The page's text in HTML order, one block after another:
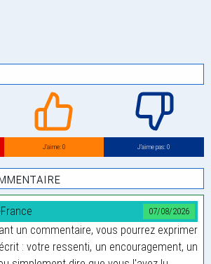
J’aime: 0 J’aime pas: 0
07/08/2026
un commentaire, vous pourrez exprimer
: votre ressenti, un encouragement, un